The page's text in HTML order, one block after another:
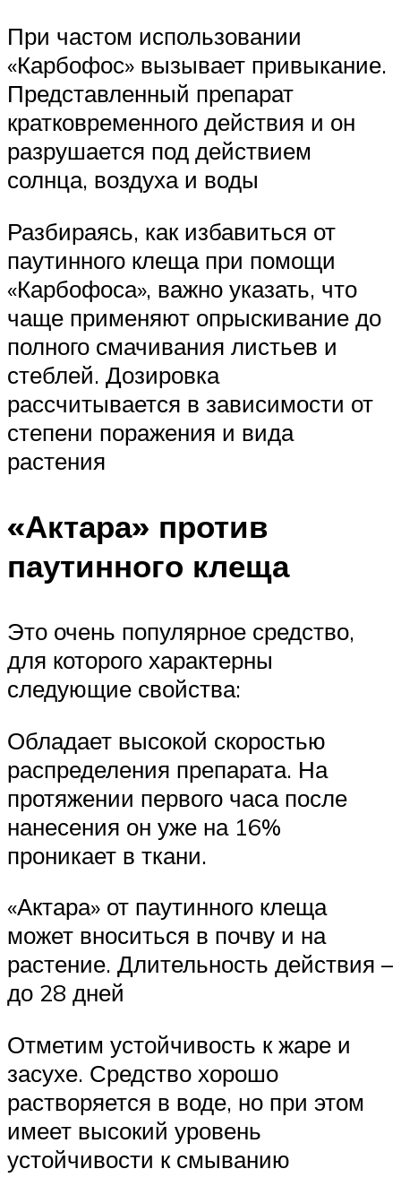
При частом использовании
«Карбофос» вызывает привыкание.
Представленный препарат
кратковременного действия и он
разрушается под действием
солнца, воздуха и воды
Разбираясь, как избавиться от
паутинного клеща при помощи
«Карбофоса», важно указать, что
чаще применяют опрыскивание до
полного смачивания листьев и
стеблей. Дозировка
рассчитывается в зависимости от
степени поражения и вида
растения
«Актара» против
паутинного клеща
Это очень популярное средство,
для которого характерны
следующие свойства:
Обладает высокой скоростью
распределения препарата. На
протяжении первого часа после
нанесения он уже на 16%
проникает в ткани.
«Актара» от паутинного клеща
может вноситься в почву и на
растение. Длительность действия –
до 28 дней
Отметим устойчивость к жаре и
засухе. Средство хорошо
растворяется в воде, но при этом
имеет высокий уровень
устойчивости к смыванию